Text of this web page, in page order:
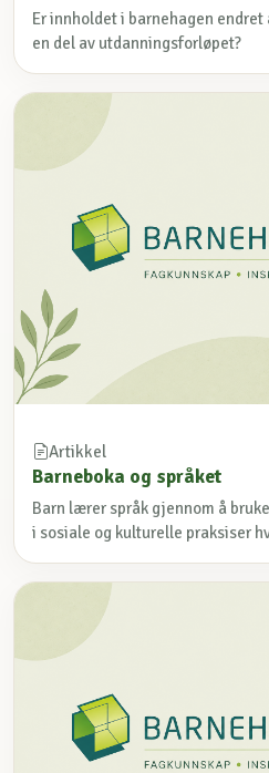
Er innholdet i barnehagen
en del av utdanningsforløpet?
Artikkel
Barneboka og språket
Barn lærer språk gjennom å
i sosiale og kulturelle praksiser